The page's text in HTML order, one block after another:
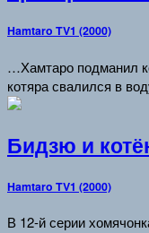
Hamtaro TV1 (2000)
…Хамтаро подманил
котяра свалился в
Бидзю и
Hamtaro TV1 (2000)
В 12-й серии